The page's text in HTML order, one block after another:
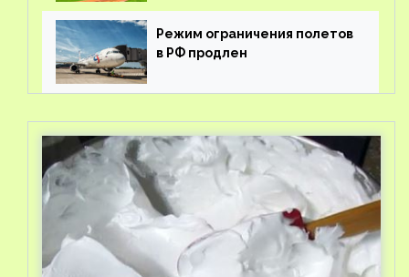
Режим ограничения полетов
в РФ продлен